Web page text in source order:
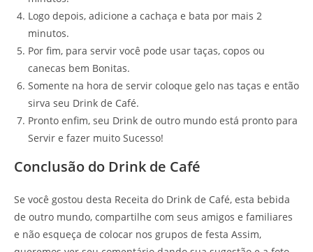
Logo depois, adicione a cachaça e bata por mais 2
minutos.
Por fim, para servir você pode usar taças, copos ou
canecas bem Bonitas.
Somente na hora de servir coloque gelo nas taças e então
sirva seu Drink de Café.
Pronto enfim, seu Drink de outro mundo está pronto para
Servir e fazer muito Sucesso!
Conclusão do Drink de Café
Se você gostou desta Receita do Drink de Café, esta bebida
de outro mundo, compartilhe com seus amigos e familiares
e não esqueça de colocar nos grupos de festa Assim,